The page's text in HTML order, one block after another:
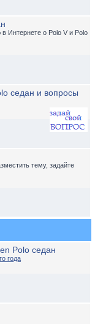
Интернете о Polo V и Polo
седан и вопросы
тему, задайте
Polo седан
года